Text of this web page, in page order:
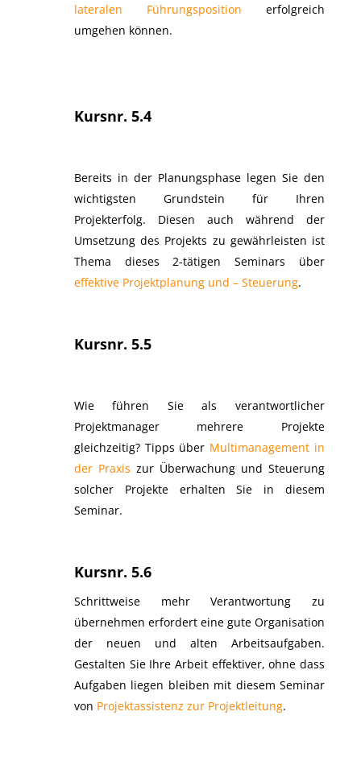
lateralen Führungsposition erfolgreich
umgehen können.
Kursnr. 5.4
Bereits in der Planungsphase legen Sie den
wichtigsten Grundstein für Ihren
Projekterfolg. Diesen auch während der
Umsetzung des Projekts zu gewährleisten ist
Thema dieses 2-tätigen Seminars über
effektive Projektplanung und – Steuerung.
Kursnr. 5.5
Wie führen Sie als verantwortlicher
Projektmanager mehrere Projekte
gleichzeitig? Tipps über Multimanagement in
der Praxis zur Überwachung und Steuerung
solcher Projekte erhalten Sie in diesem
Seminar.
Kursnr. 5.6
Schrittweise mehr Verantwortung zu
übernehmen erfordert eine gute Organisation
der neuen und alten Arbeitsaufgaben.
Gestalten Sie Ihre Arbeit effektiver, ohne dass
Aufgaben liegen bleiben mit diesem Seminar
von Projektassistenz zur Projektleitung.